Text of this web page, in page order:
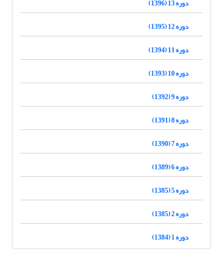
دوره 13 (1396)
دوره 12 (1395)
دوره 11 (1394)
دوره 10 (1393)
دوره 9 (1392)
دوره 8 (1391)
دوره 7 (1390)
دوره 6 (1389)
دوره 5 (1385)
دوره 2 (1385)
دوره 1 (1384)